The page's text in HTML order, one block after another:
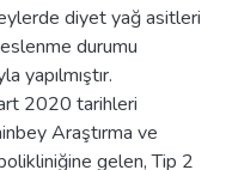
diyet yağ asitleri
durumu
yapılmıştır.
2020 tarihleri
Araştırma ve
gelen, Tip 2